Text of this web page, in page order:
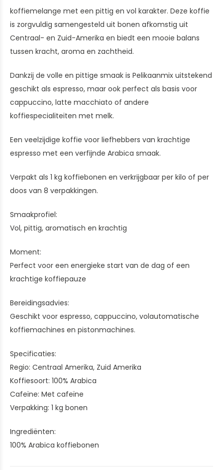
koffiemelange met een pittig en vol karakter. Deze koffie
is zorgvuldig samengesteld uit bonen afkomstig uit
Centraal- en Zuid-Amerika en biedt een mooie balans
tussen kracht, aroma en zachtheid.
Dankzij de volle en pittige smaak is Pelikaanmix uitstekend
geschikt als espresso, maar ook perfect als basis voor
cappuccino, latte macchiato of andere
koffiespecialiteiten met melk.
Een veelzijdige koffie voor liefhebbers van krachtige
espresso met een verfijnde Arabica smaak.
Verpakt als 1 kg koffiebonen en verkrijgbaar per kilo of per
doos van 8 verpakkingen.
Smaakprofiel:
Vol, pittig, aromatisch en krachtig
Moment:
Perfect voor een energieke start van de dag of een
krachtige koffiepauze
Bereidingsadvies:
Geschikt voor espresso, cappuccino, volautomatische
koffiemachines en pistonmachines.
Specificaties:
Regio: Centraal Amerika, Zuid Amerika
Koffiesoort: 100% Arabica
Cafeïne: Met cafeïne
Verpakking: 1 kg bonen
Ingrediënten:
100% Arabica koffiebonen